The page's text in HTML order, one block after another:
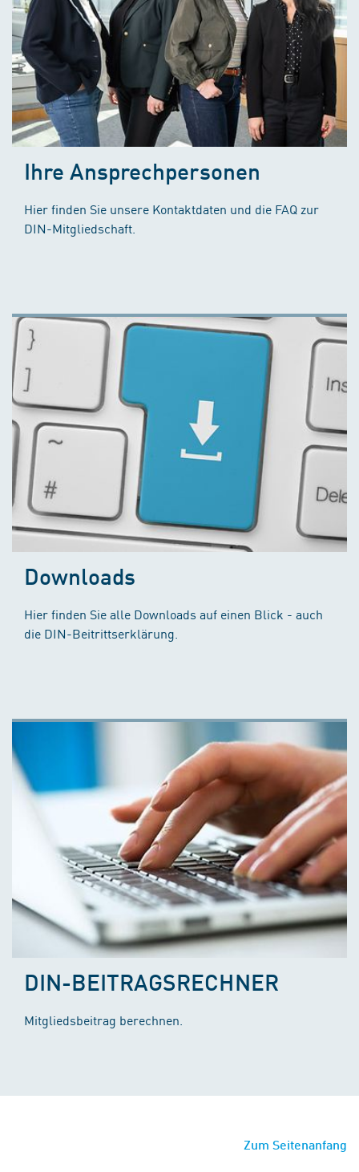
Ihre Ansprechpersonen
Hier finden Sie unsere Kontaktdaten und die FAQ zur
DIN-Mitgliedschaft.
Downloads
Hier finden Sie alle Downloads auf einen Blick - auch
die DIN-Beitrittserklärung.
DIN-BEITRAGSRECHNER
Mitgliedsbeitrag berechnen.
Zum Seitenanfang